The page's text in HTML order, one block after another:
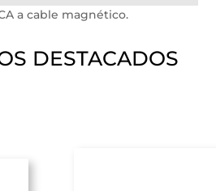
a cable magnético.
DESTACADOS